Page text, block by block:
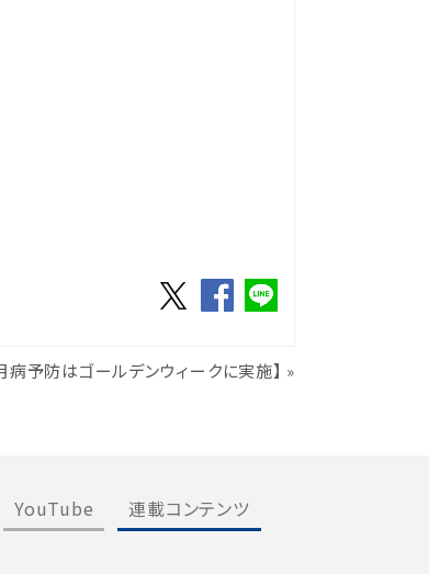
病予防はゴールデンウィークに実施】 »
YouTube 連載コンテンツ